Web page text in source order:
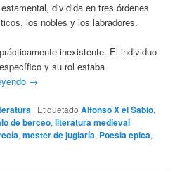
dividida en tres órdenes
los nobles y los labradores.
inexistente. El individuo
y su rol estaba
→
| Etiquetado Alfonso X el Sabio,
de berceo,literatura medieval
,mester de juglaría, Poesia epica,